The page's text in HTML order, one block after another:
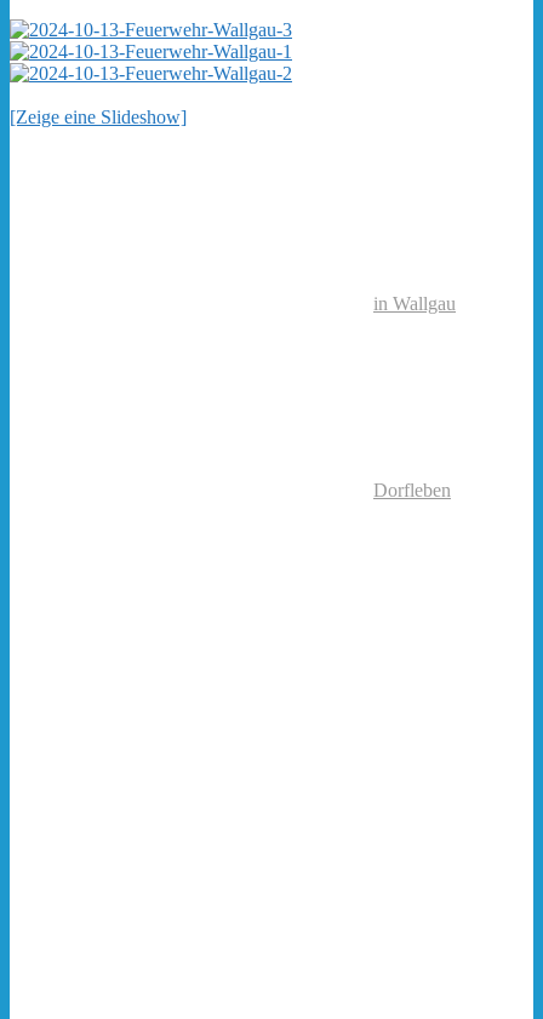
[Zeige eine Slideshow]
in Wallgau
Dorfleben